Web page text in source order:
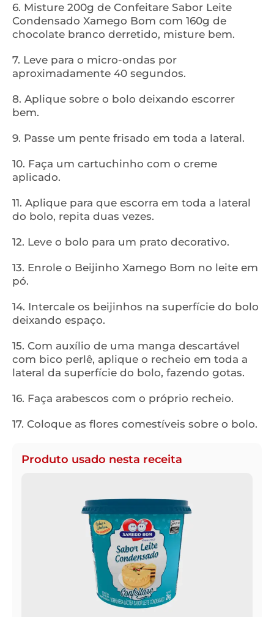
6. Misture 200g de Confeitare Sabor Leite
Condensado Xamego Bom com 160g de
chocolate branco derretido, misture bem.
7. Leve para o micro-ondas por
aproximadamente 40 segundos.
8. Aplique sobre o bolo deixando escorrer
bem.
9. Passe um pente frisado em toda a lateral.
10. Faça um cartuchinho com o creme
aplicado.
11. Aplique para que escorra em toda a lateral
do bolo, repita duas vezes.
12. Leve o bolo para um prato decorativo.
13. Enrole o Beijinho Xamego Bom no leite em
pó.
14. Intercale os beijinhos na superfície do bolo
deixando espaço.
15. Com auxílio de uma manga descartável
com bico perlê, aplique o recheio em toda a
lateral da superfície do bolo, fazendo gotas.
16. Faça arabescos com o próprio recheio.
17. Coloque as flores comestíveis sobre o bolo.
Produto usado nesta receita